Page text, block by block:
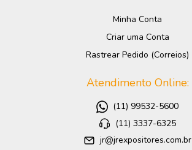
Minha Conta
Criar uma Conta
Rastrear Pedido (Correios)
Atendimento Online:
(11) 99532-5600
(11) 3337-6325
jr@jrexpositores.com.br